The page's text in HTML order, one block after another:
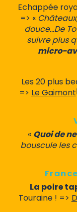
Echappée
=> «
douce…De
suivre plus
micro-
Les 20 plus
=> Le Gaimont
« Quoi de
bouscule les
La poire
Touraine ! =>